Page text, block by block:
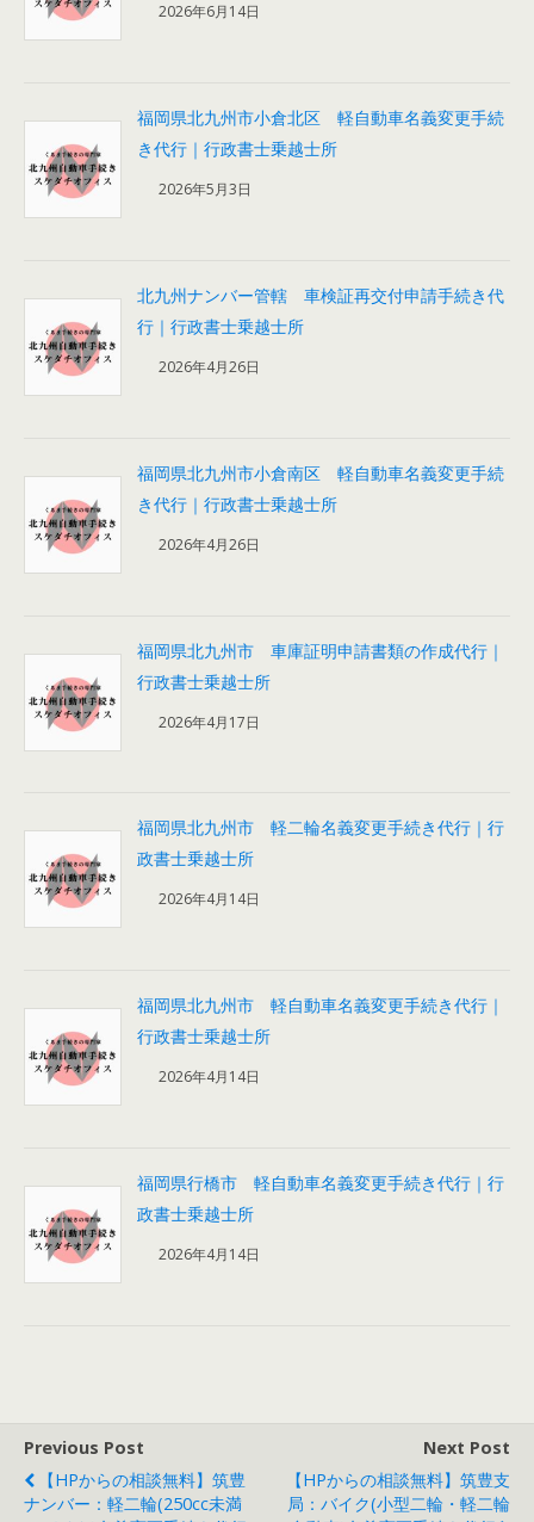
2026年6月14日
福岡県北九州市小倉北区 軽自動車名義変更手続
き代行｜行政書士乗越士所
2026年5月3日
北九州ナンバー管轄 車検証再交付申請手続き代
行｜行政書士乗越士所
2026年4月26日
福岡県北九州市小倉南区 軽自動車名義変更手続
き代行｜行政書士乗越士所
2026年4月26日
福岡県北九州市 車庫証明申請書類の作成代行｜
行政書士乗越士所
2026年4月17日
福岡県北九州市 軽二輪名義変更手続き代行｜行
政書士乗越士所
2026年4月14日
福岡県北九州市 軽自動車名義変更手続き代行｜
行政書士乗越士所
2026年4月14日
福岡県行橋市 軽自動車名義変更手続き代行｜行
政書士乗越士所
2026年4月14日
Previous Post
【HPからの相談無料】筑豊
ナンバー：軽二輪(250cc未満
Next Post
【HPからの相談無料】筑豊支
局：バイク(小型二輪・軽二輪